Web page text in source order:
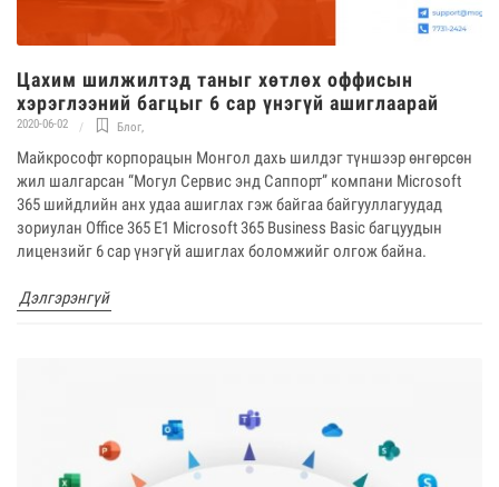
​​​​​​Цахим шилжилтэд таныг хөтлөх оффисын
хэрэглээний багцыг 6 сар үнэгүй ашиглаарай
2020-06-02 Блог,
Майкрософт корпорацын Монгол дахь шилдэг түншээр өнгөрсөн
жил шалгарсан “Могул Сервис энд Саппорт” компани Microsoft
365 шийдлийн анх удаа ашиглах гэж байгаа байгууллагуудад
зориулан Office 365 E1 Microsoft 365 Business Basic багцуудын
лицензийг 6 сар үнэгүй ашиглах боломжийг олгож байна.
Дэлгэрэнгүй